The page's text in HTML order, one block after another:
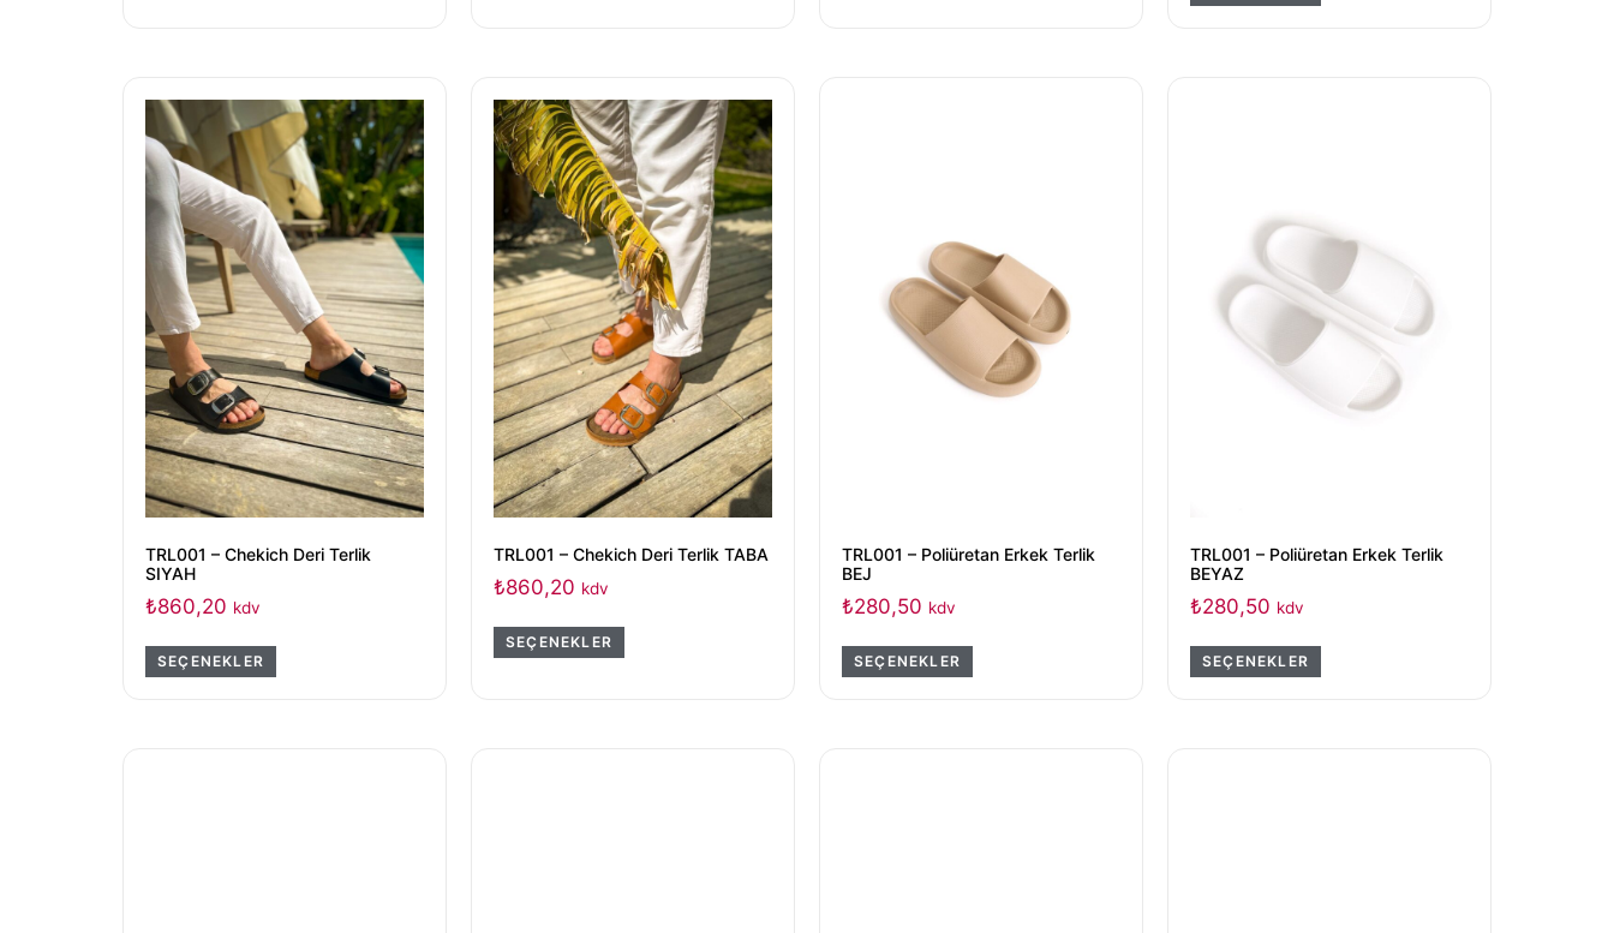
TRL001 – Chekich Deri Terlik
SIYAH
₺860,20 kdv
SEÇENEKLER
TRL001 – Chekich Deri Terlik TABA
₺860,20 kdv
SEÇENEKLER
TRL001 – Poliüretan Erkek Terlik
BEJ
₺280,50 kdv
SEÇENEKLER
TRL001 – Poliüretan Erkek Terlik
BEYAZ
₺280,50 kdv
SEÇENEKLER